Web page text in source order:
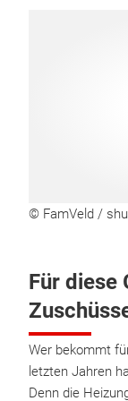
© FamVeld /
Für diese
Wer bekommt
letzten Jahren
Denn die